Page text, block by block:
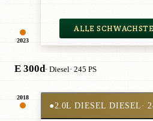
2023
ALLE
E 300d· Diesel· 245 PS
2018
●2.0L DIESEL DIESEL·